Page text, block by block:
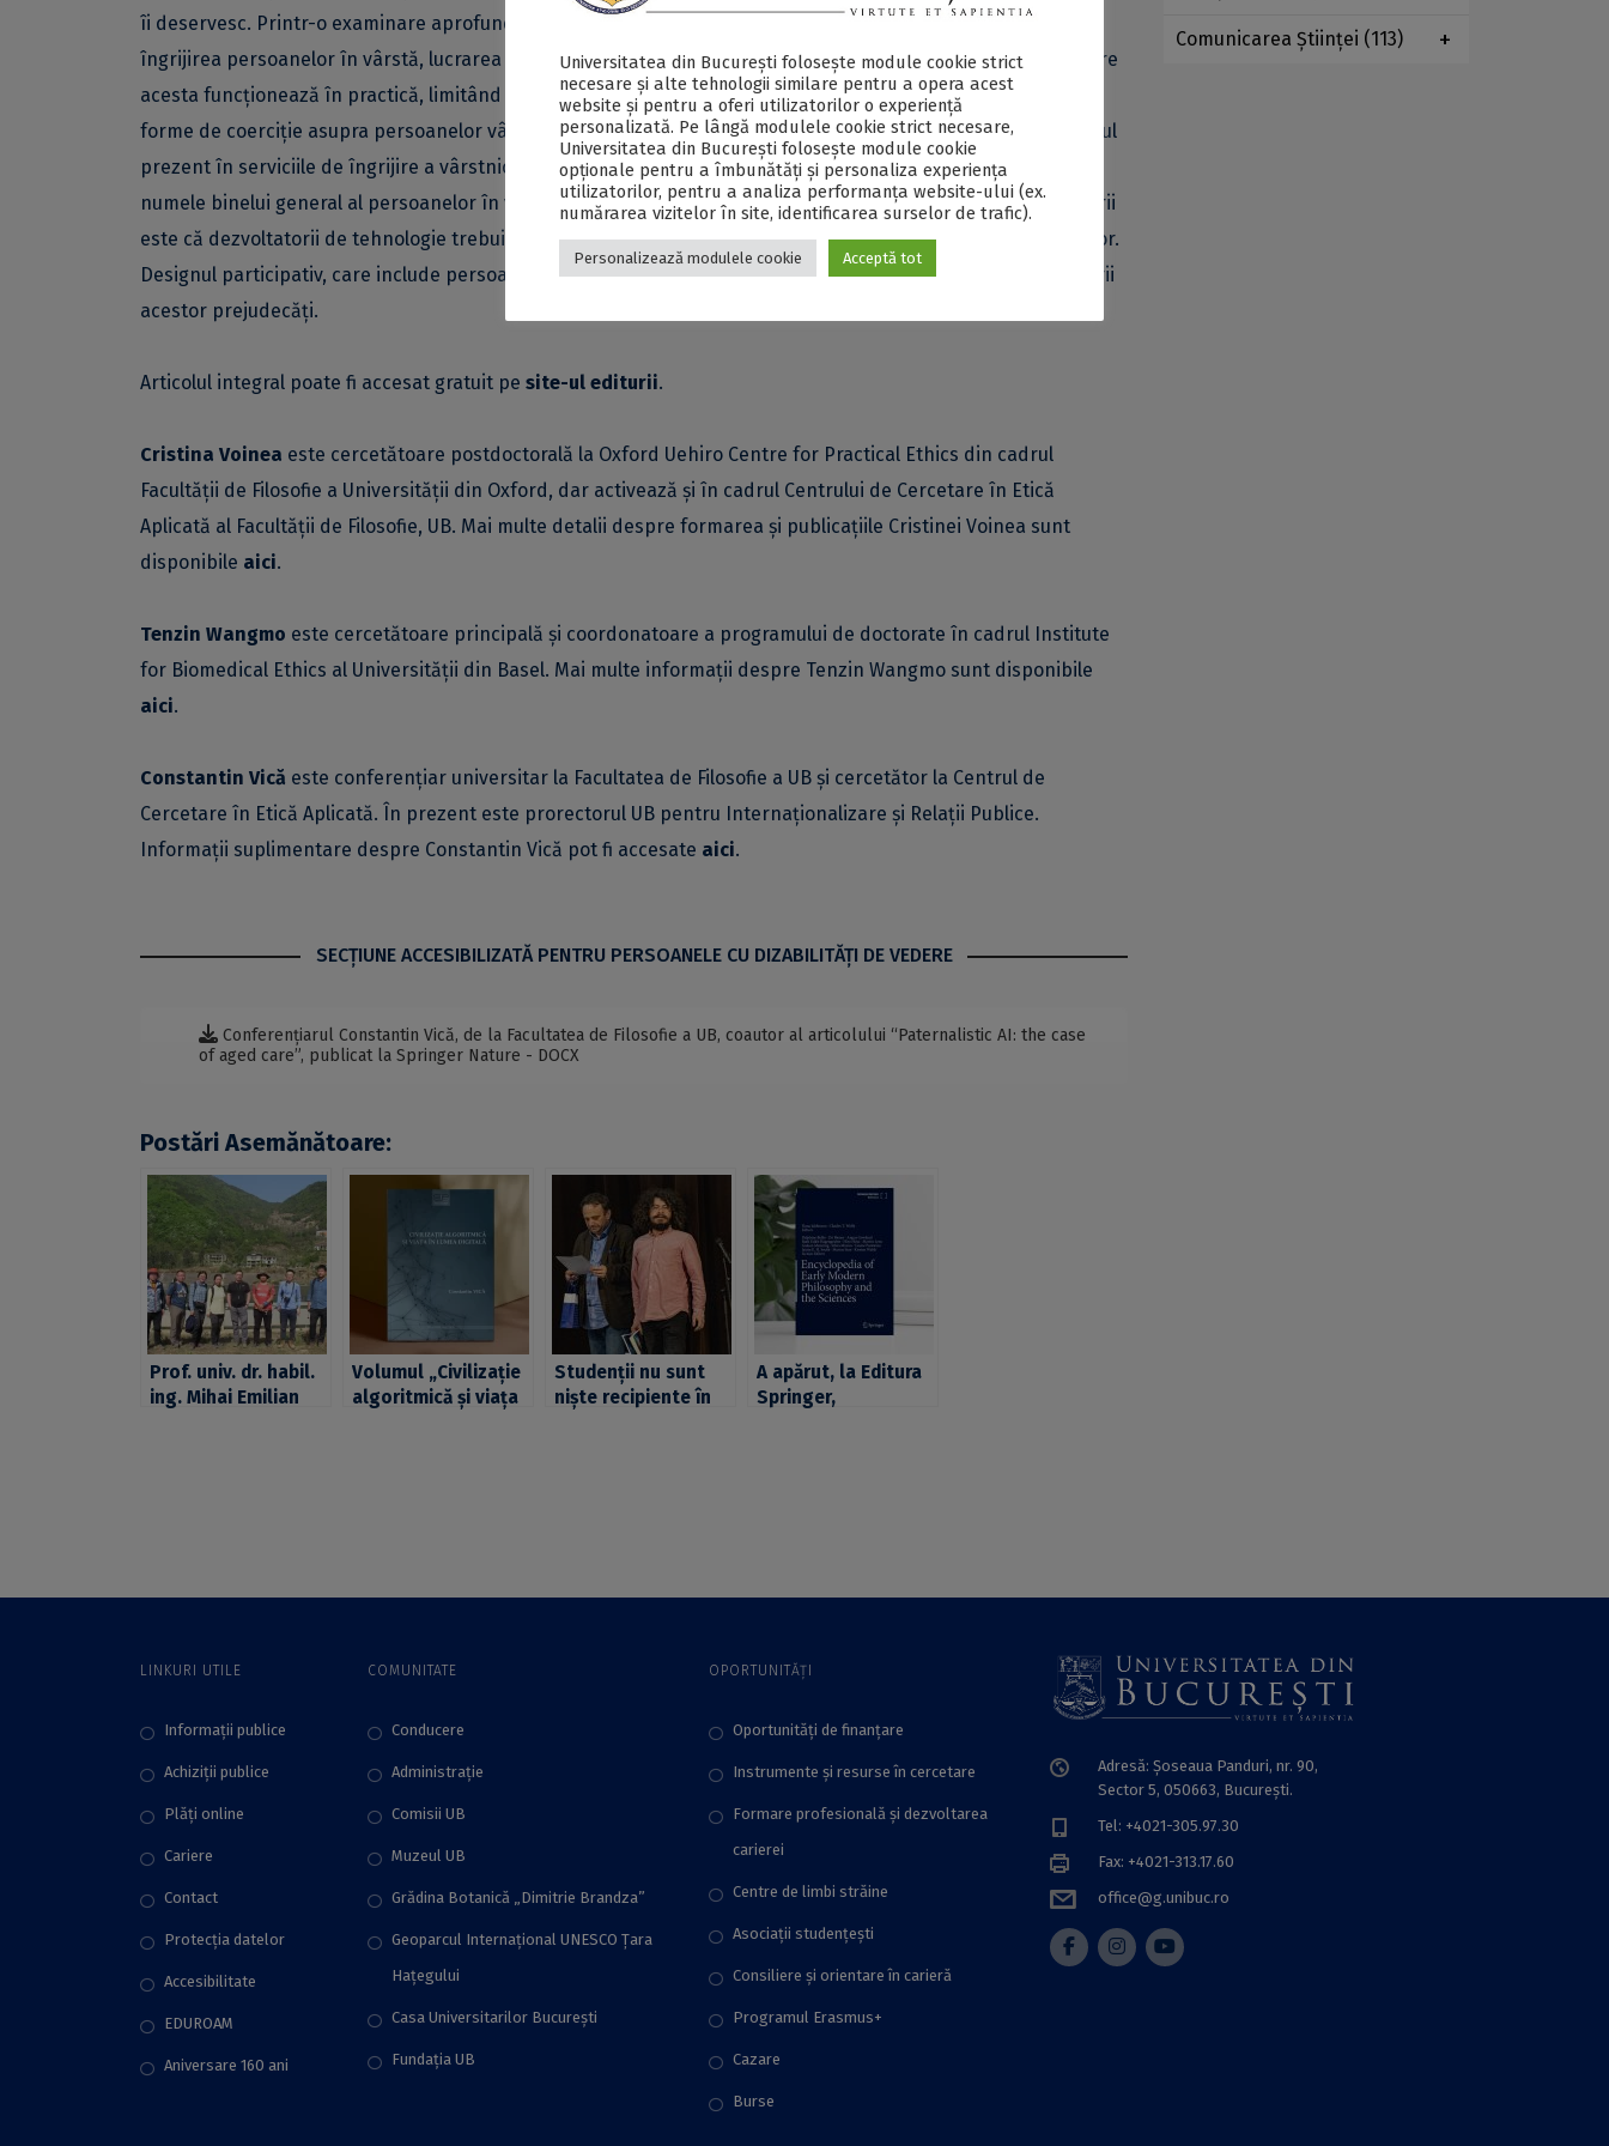
îi deservesc. Printr-o examinare aprofundată și nuanțată asupra sistemelor și serviciilor de AI implicate în
îngrijirea persoanelor în vârstă, lucrarea introduce conceptul de paternalism tehnologic și explică felul în care
acesta funcționează în practică, limitând libertatea de acțiune, extinzând supravegherea și impunând chiar
forme de coerciție asupra persoanelor vârstnice. În final, articolul analizează justificările pentru paternalismul
prezent în serviciile de îngrijire a vârstnicilor și concluzionează că impunerea tehnologiilor AI paternaliste în
numele binelui general al persoanelor în vârstă nu poate fi adesea justificată. O implicație practică a cercetării
este că dezvoltatorii de tehnologie trebuie să evite încorporarea stereotipurilor despre vârstă în sistemele lor.
Designul participativ, care include persoanele în vârstă în procesul de creație, poate reduce riscul perpetuării
acestor prejudecăți.
Articolul integral poate fi accesat gratuit pe site-ul editurii.
Cristina Voinea este cercetătoare postdoctorală la Oxford Uehiro Centre for Practical Ethics din cadrul
Facultății de Filosofie a Universității din Oxford, dar activează și în cadrul Centrului de Cercetare în Etică
Aplicată al Facultății de Filosofie, UB. Mai multe detalii despre formarea și publicațiile Cristinei Voinea sunt
disponibile aici.
Tenzin Wangmo este cercetătoare principală și coordonatoare a programului de doctorate în cadrul Institute
for Biomedical Ethics al Universității din Basel. Mai multe informații despre Tenzin Wangmo sunt disponibile
aici.
Constantin Vică este conferențiar universitar la Facultatea de Filosofie a UB și cercetător la Centrul de
Cercetare în Etică Aplicată. În prezent este prorectorul UB pentru Internaționalizare și Relații Publice.
Informații suplimentare despre Constantin Vică pot fi accesate aici.
SECŢIUNE ACCESIBILIZATĂ PENTRU PERSOANELE CU DIZABILITĂŢI DE VEDERE
Conferențiarul Constantin Vică, de la Facultatea de Filosofie a UB, coautor al articolului “Paternalistic AI: the case
of aged care”, publicat la Springer Nature - DOCX
Postări Asemănătoare:
Prof. univ. dr. habil.
ing. Mihai Emilian
Bazinul Sichuan”,
Earth Sciences”, cea
revistă științifică din
Științelor
Volumul „Civilizație
algoritmică și viața
platforma „Google
Studenții nu sunt
niște recipiente în
A apărut, la Editura
Springer,
didactic la
Comunicarea Ştiinţei (113)
LINKURI UTILE
Informații publice
Achiziții publice
Plăţi online
Cariere
Contact
Protecţia datelor
Accesibilitate
EDUROAM
Aniversare 160 ani
COMUNITATE
Conducere
Administraţie
Comisii UB
Muzeul UB
Grădina Botanică „Dimitrie Brandza”
Geoparcul Internațional UNESCO Țara
Hațegului
Casa Universitarilor București
Fundaţia UB
OPORTUNITĂȚI
Oportunități de finanțare
Instrumente și resurse în cercetare
Formare profesională și dezvoltarea
carierei
Centre de limbi străine
Asociații studențești
Consiliere şi orientare în carieră
Programul Erasmus+
Cazare
Burse
Adresă: Șoseaua Panduri, nr. 90,
Sector 5, 050663, Bucureşti.
Tel: +4021-305.97.30
Fax: +4021-313.17.60
office@g.unibuc.ro
Universitatea din București folosește module cookie strict
necesare și alte tehnologii similare pentru a opera acest
website și pentru a oferi utilizatorilor o experiență
personalizată. Pe lângă modulele cookie strict necesare,
Universitatea din București folosește module cookie
opționale pentru a îmbunătăți și personaliza experiența
utilizatorilor, pentru a analiza performanța website-ului (ex.
numărarea vizitelor în site, identificarea surselor de trafic).
Personalizează modulele cookie Acceptă tot